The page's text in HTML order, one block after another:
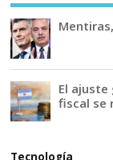
El
fiscal se
Tecnología